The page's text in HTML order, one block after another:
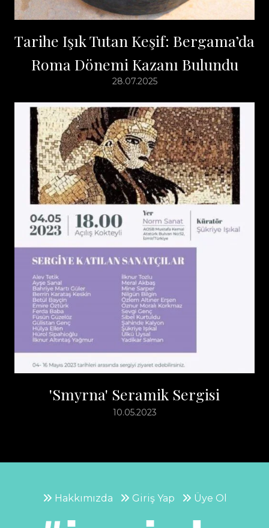
Tarihe Işık Tutan Keşif: Bergama’da
Roma Dönemi Kazanı Bulundu
28.07.2025
'Smyrna' Seramik Sergisi
10.05.2023
Hakkımızda Giriş Yap Üye Ol